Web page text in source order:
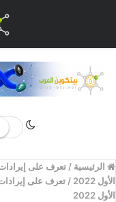
الرئيسية /تعرف على
الأول 2022
/تعرف على
الأول 2022